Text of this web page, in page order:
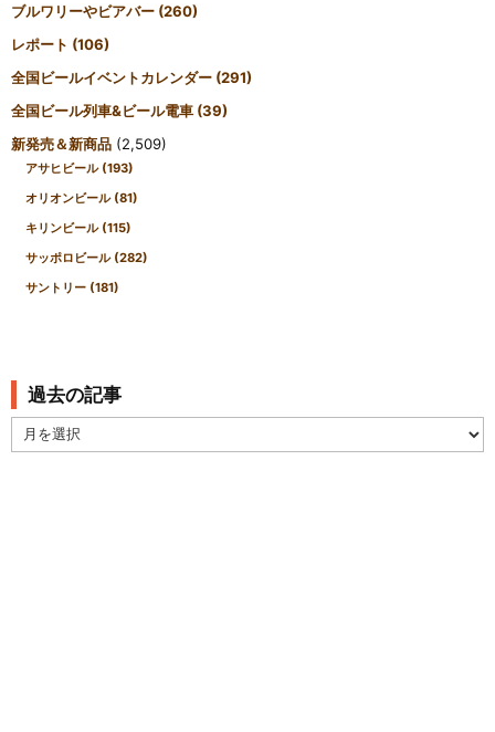
ブルワリーやビアバー (260)
レポート (106)
全国ビールイベントカレンダー (291)
全国ビール列車&ビール電車 (39)
新発売＆新商品 (2,509)
アサヒビール (193)
オリオンビール (81)
キリンビール (115)
サッポロビール (282)
サントリー (181)
過去の記事
去